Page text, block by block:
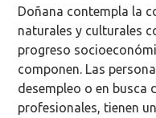
Doñana contempla la
naturales y culturales
progreso
componen. Las
desempleo o en busca
profesionales, tienen